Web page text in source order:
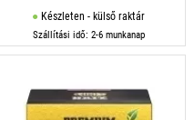
Készleten - külső raktár
Szállítási idő: 2-6 munkanap